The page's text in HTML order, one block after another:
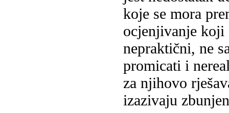
koje se mora
ocjenjivanje koji
nepraktični, ne
promicati i
za njihovo
izazivaju